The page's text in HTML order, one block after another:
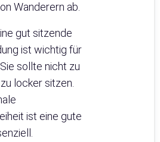
Wanderern ab.
gut sitzende
ist wichtig für
sollte nicht zu
locker sitzen.
ist eine gute